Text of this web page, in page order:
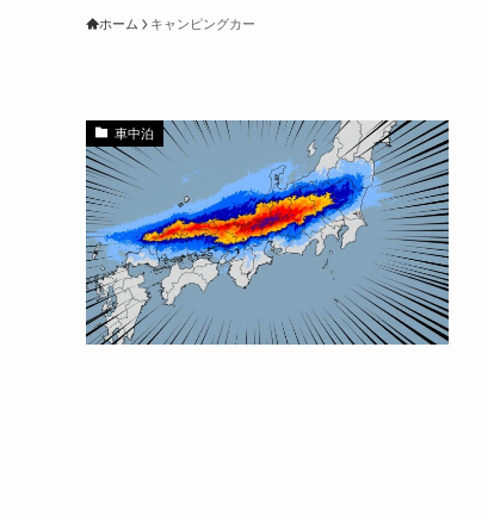
ホーム キャンピングカー
車中泊